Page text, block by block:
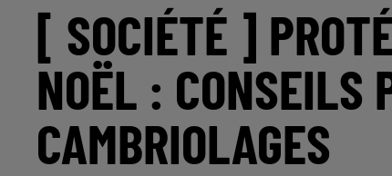
[ SOCIÉTÉ ]
NOËL : CONSEILS
CAMBRIOLAGES